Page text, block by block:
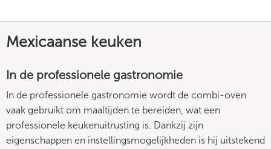
Mexicaanse keuken
In de professionele gastronomie
In de professionele gastronomie wordt de combi-oven
vaak gebruikt om maaltijden te bereiden, wat een
professionele keukenuitrusting is. Dankzij zijn
eigenschappen en instellingsmogelijkheden is hij uitstekend